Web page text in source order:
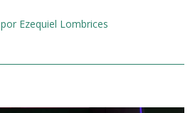
por Ezequiel Lombrices